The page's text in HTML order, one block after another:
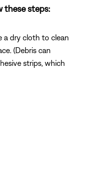
these steps:
a dry cloth to clean
(Debris can
strips, which